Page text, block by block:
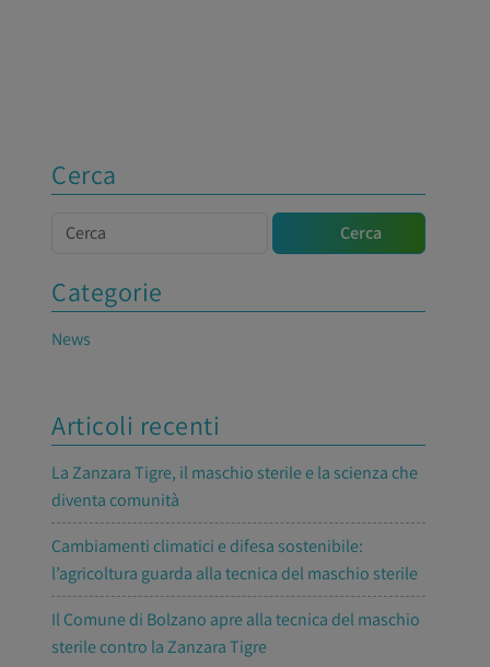
Cerca
Cerca Cerca
Categorie
News
Articoli recenti
La Zanzara Tigre, il maschio sterile e la scienza che
diventa comunità
Cambiamenti climatici e difesa sostenibile:
l’agricoltura guarda alla tecnica del maschio sterile
Il Comune di Bolzano apre alla tecnica del maschio
sterile contro la Zanzara Tigre